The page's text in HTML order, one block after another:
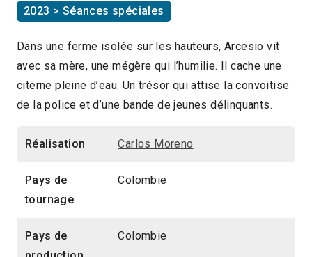
2023 > Séances spéciales
Dans une ferme isolée sur les hauteurs, Arcesio vit
avec sa mère, une mégère qui l’humilie. Il cache une
citerne pleine d’eau. Un trésor qui attise la convoitise
de la police et d’une bande de jeunes délinquants.
Réalisation Carlos Moreno
Pays de
tournage
Colombie
Pays de
Colombie